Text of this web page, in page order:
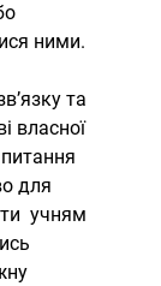
ними.
та
власної
для
учням